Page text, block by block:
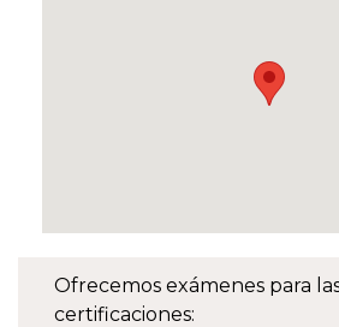
Ofrecemos exámenes para
certificaciones: